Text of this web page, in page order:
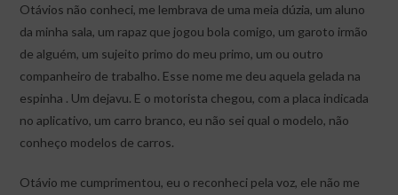
Otávios não conheci, me lembrava de uma meia dúzia, um aluno
da minha sala, um rapaz que jogou bola comigo, um garoto irmão
de alguém, um sujeito primo do meu primo, um ou outro
companheiro de trabalho. Esse nome me deu aquela gelada na
espinha . Um dejavu. E o motorista chegou, com a placa indicada
no aplicativo, um carro branco, eu não sei qual o modelo, não
conheço modelos de carros.
Otávio me cumprimentou, eu o reconheci pela voz, ele não me